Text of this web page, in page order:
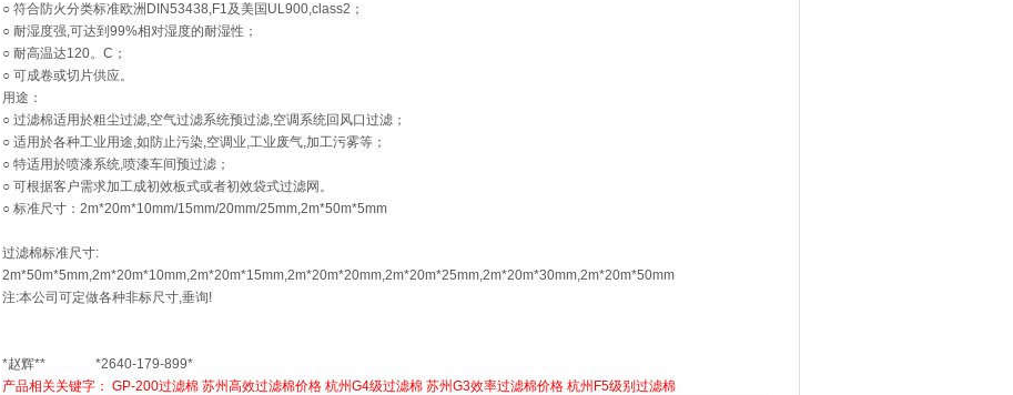
○ 符合防火分类标准欧洲DIN53438,F1及美国UL900,class2；
○ 耐湿度强,可达到99%相对湿度的耐湿性；
○ 耐高温达120。C；
○ 可成卷或切片供应。
用途：
○ 过滤棉适用於粗尘过滤,空气过滤系统预过滤,空调系统回风口过滤；
○ 适用於各种工业用途,如防止污染,空调业,工业废气,加工污雾等；
○ 特适用於喷漆系统,喷漆车间预过滤；
○ 可根据客户需求加工成初效板式或者初效袋式过滤网。
○ 标准尺寸：2m*20m*10mm/15mm/20mm/25mm,2m*50m*5mm
过滤棉标准尺寸:
2m*50m*5mm,2m*20m*10mm,2m*20m*15mm,2m*20m*20mm,2m*20m*25mm,2m*20m*30mm,2m*20m*50mm
注:本公司可定做各种非标尺寸,垂询!
*赵辉** *2640-179-899*
产品相关关键字： GP-200过滤棉 苏州高效过滤棉价格 杭州G4级过滤棉 苏州G3效率过滤棉价格 杭州F5级别过滤棉